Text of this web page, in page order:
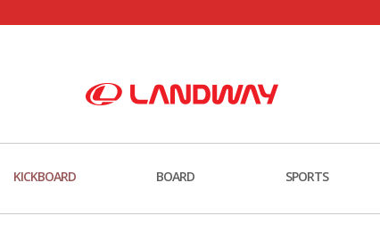
KICKBOARD BOARD SPORTS